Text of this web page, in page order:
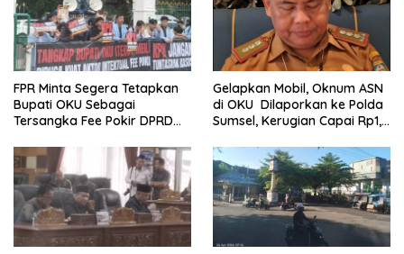
FPR Minta Segera Tetapkan
Bupati OKU Sebagai
Tersangka Fee Pokir DPRD
Gelapkan Mobil, Oknum ASN
di OKU Dilaporkan ke Polda
Sumsel, Kerugian Capai Rp1,2